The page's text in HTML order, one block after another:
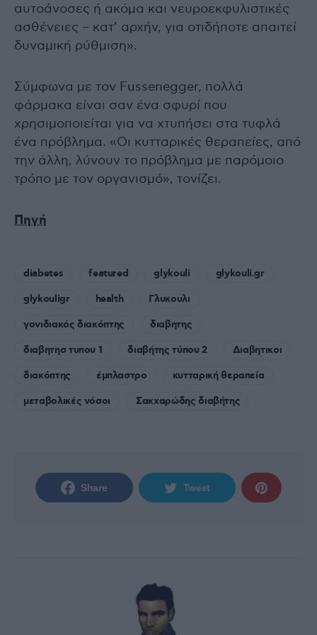
αυτοάνοσες ή ακόμα και νευροεκφυλιστικές
ασθένειες – κατ’ αρχήν, για οτιδήποτε απαιτεί
δυναμική ρύθμιση».
Σύμφωνα με τον Fussenegger, πολλά
φάρμακα είναι σαν ένα σφυρί που
χρησιμοποιείται για να χτυπήσει στα τυφλά
ένα πρόβλημα. «Οι κυτταρικές θεραπείες, από
την άλλη, λύνουν το πρόβλημα με παρόμοιο
τρόπο με τον οργανισμό», τονίζει.
Πηγή
diabetes featured glykouli
glykouli.gr
glykouligr
health
Γλυκουλι
γονιδιακός διακόπτης
διαβητης
διαβητησ τυπου 1
διαβήτης τύπου 2
Διαβητικοι
διακόπτης
έμπλαστρο
κυτταρική θεραπεία
μεταβολικές νόσοι
Σακχαρώδης διαβήτης
Share Tweet